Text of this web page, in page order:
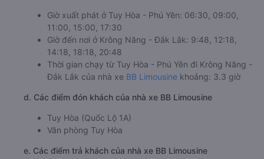
c. Lộ trình, giờ khởi hành và giờ kết thúc của xe khách BB
Limousine